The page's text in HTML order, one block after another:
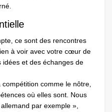
ce sont des rencontres
à voir avec votre cœur de
idées et des échanges de
comme le nôtre,
où elles sont. Nous
par exemple »,